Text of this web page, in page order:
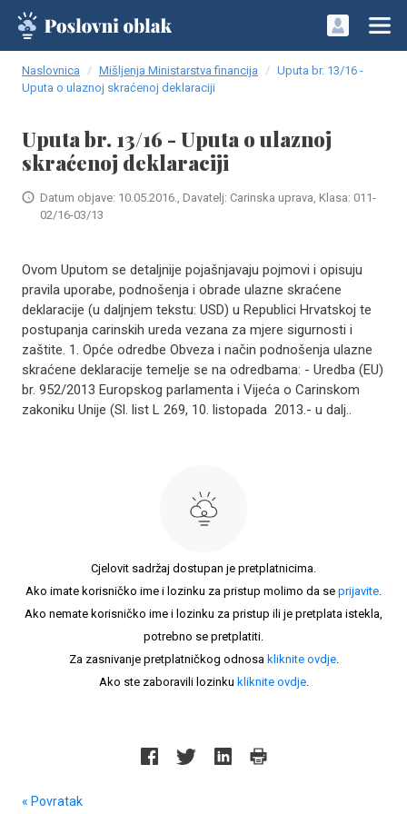
Naslovnica Mišljenja Ministarstva financija
Uputa br. 13/16 -
Uputa o ulaznoj skraćenoj deklaraciji
Uputa br. 13/16 - Uputa o ulaznoj
skraćenoj deklaraciji
Datum objave: 10.05.2016., Davatelj: Carinska uprava, Klasa: 011-
02/16-03/13
Ovom Uputom se detaljnije pojašnjavaju pojmovi i opisuju
pravila uporabe, podnošenja i obrade ulazne skraćene
deklaracije (u daljnjem tekstu: USD) u Republici Hrvatskoj te
postupanja carinskih ureda vezana za mjere sigurnosti i
zaštite. 1. Opće odredbe Obveza i način podnošenja ulazne
skraćene deklaracije temelje se na odredbama: - Uredba (EU)
br. 952/2013 Europskog parlamenta i Vijeća o Carinskom
zakoniku Unije (Sl. list L 269, 10. listopada 2013.- u dalj..
Cjelovit sadržaj dostupan je pretplatnicima.
Ako imate korisničko ime i lozinku za pristup molimo da se prijavite.
Ako nemate korisničko ime i lozinku za pristup ili je pretplata istekla,
potrebno se pretplatiti.
Za zasnivanje pretplatničkog odnosa kliknite ovdje.
Ako ste zaboravili lozinku kliknite ovdje.
« Povratak